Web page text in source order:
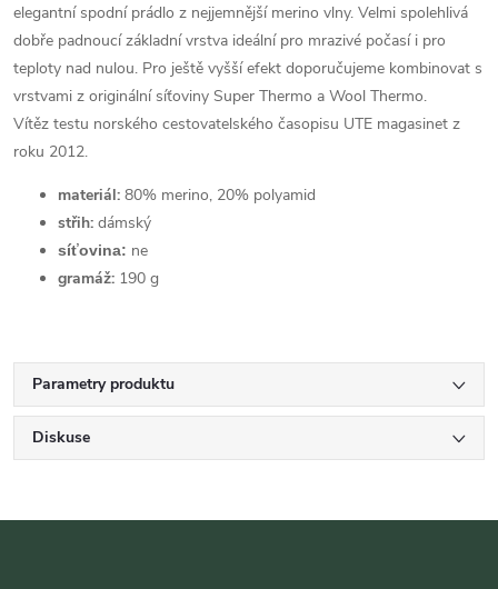
elegantní spodní prádlo z nejjemnější merino vlny. Velmi spolehlivá
dobře padnoucí základní vrstva ideální pro mrazivé počasí i pro
teploty nad nulou. Pro ještě vyšší efekt doporučujeme kombinovat s
vrstvami z originální síťoviny Super Thermo a Wool Thermo.
Vítěz testu norského cestovatelského časopisu UTE magasinet z
roku 2012.
materiál: 80% merino, 20% polyamid
střih: dámský
síťovina: ne
gramáž: 190 g
Parametry produktu
Diskuse